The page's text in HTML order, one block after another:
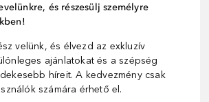
és részesülj személyre
velünk, és élvezd az exkluzív
ajánlatokat és a szépség
híreit. A kedvezmény csak
számára érhető el.